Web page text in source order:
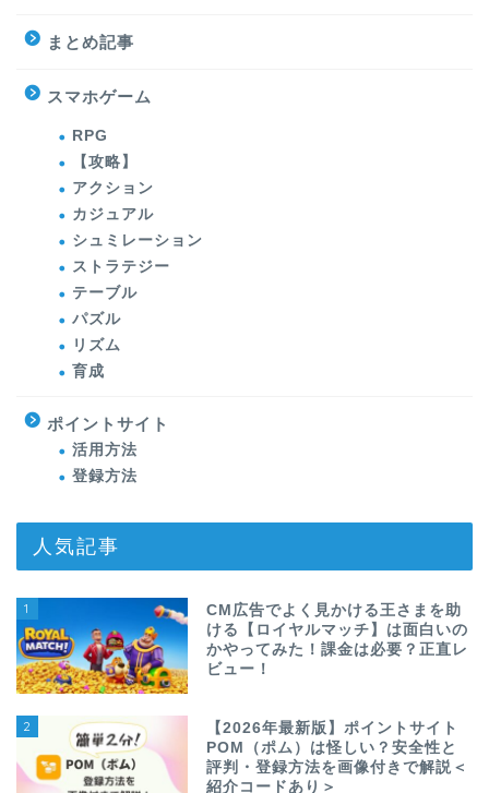
まとめ記事
スマホゲーム
RPG
【攻略】
アクション
カジュアル
シュミレーション
ストラテジー
テーブル
パズル
リズム
育成
ポイントサイト
活用方法
登録方法
人気記事
1
CM広告でよく見かける王さまを助
ける【ロイヤルマッチ】は面白いの
かやってみた！課金は必要？正直レ
ビュー！
2
【2026年最新版】ポイントサイト
POM（ポム）は怪しい？安全性と
評判・登録方法を画像付きで解説＜
紹介コードあり＞